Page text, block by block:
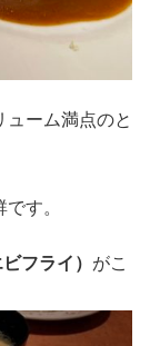
ーム満点のと
す。
フライ） がこ